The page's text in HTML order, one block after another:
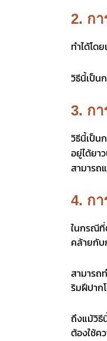
2. ก
ทำได้โด
วิธีนี้เป็น
3. ก
วิธีนี้เป็น
อยู่ได้ยา
สามารถ
4. ก
ในกรณีที่
คล้ายกับ
สามารถ
ริมฝีปาก
ถึงแม้วิธี
ต้องใช้ค